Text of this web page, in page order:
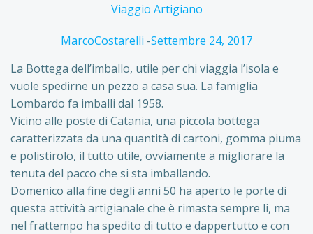
Viaggio Artigiano
MarcoCostarelli -Settembre 24, 2017
La Bottega dell’imballo, utile per chi viaggia l’isola e
vuole spedirne un pezzo a casa sua. La famiglia
Lombardo fa imballi dal 1958.
Vicino alle poste di Catania, una piccola bottega
caratterizzata da una quantità di cartoni, gomma piuma
e polistirolo, il tutto utile, ovviamente a migliorare la
tenuta del pacco che si sta imballando.
Domenico alla fine degli anni 50 ha aperto le porte di
questa attività artigianale che è rimasta sempre li, ma
nel frattempo ha spedito di tutto e dappertutto e con